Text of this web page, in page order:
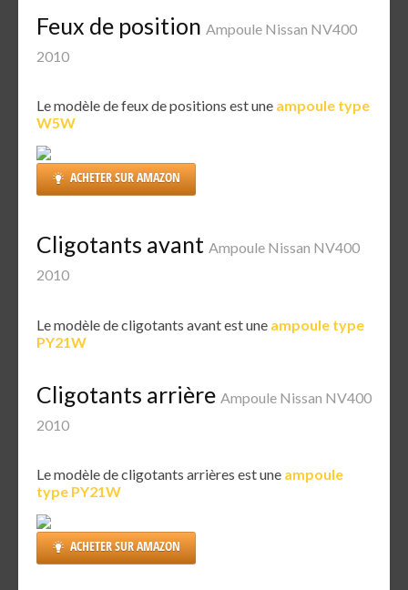
Feux de position Ampoule Nissan NV400
2010
Le modèle de feux de positions est une ampoule type
W5W
ACHETER SUR AMAZON
Cligotants avant Ampoule Nissan NV400
2010
Le modèle de cligotants avant est une ampoule type
PY21W
Cligotants arrière Ampoule Nissan NV400
2010
Le modèle de cligotants arrières est une ampoule
type PY21W
ACHETER SUR AMAZON